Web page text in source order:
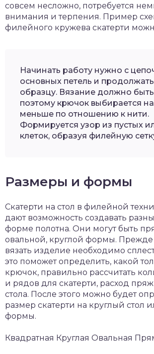
совсем несложно, потребуется
внимания и терпения. Пример
филейного кружева скатерти
Начинать работу нужно с
основных петель и
образцу. Вязание должно
поэтому крючок выбирается
меньше по отношению к нити.
Формируется узор из пустых
клеток, образуя филейную
Размеры и формы
Скатерти на стол в филейной
дают возможность создавать
форме полотна. Они могут быть
овальной, круглой формы. Прежде
вязать изделие необходимо
это поможет определить, какой
крючок, правильно рассчитать
и рядов для скатерти, расход
стола. После этого можно будет
размер скатерти на круглый стол
формы.
Квадратная Круглая Овальная